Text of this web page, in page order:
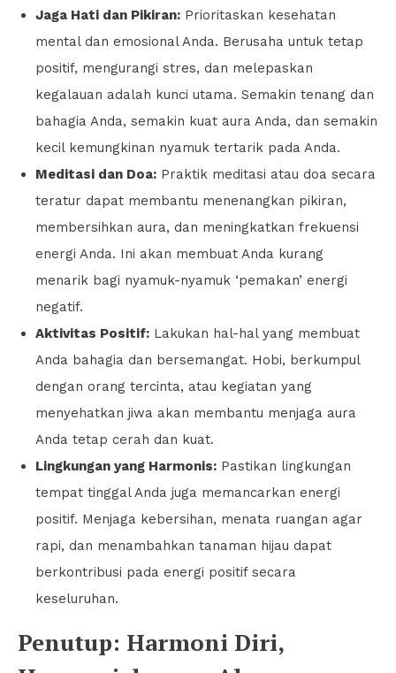
Jaga Hati dan Pikiran: Prioritaskan kesehatan
mental dan emosional Anda. Berusaha untuk tetap
positif, mengurangi stres, dan melepaskan
kegalauan adalah kunci utama. Semakin tenang dan
bahagia Anda, semakin kuat aura Anda, dan semakin
kecil kemungkinan nyamuk tertarik pada Anda.
Meditasi dan Doa: Praktik meditasi atau doa secara
teratur dapat membantu menenangkan pikiran,
membersihkan aura, dan meningkatkan frekuensi
energi Anda. Ini akan membuat Anda kurang
menarik bagi nyamuk-nyamuk ‘pemakan’ energi
negatif.
Aktivitas Positif: Lakukan hal-hal yang membuat
Anda bahagia dan bersemangat. Hobi, berkumpul
dengan orang tercinta, atau kegiatan yang
menyehatkan jiwa akan membantu menjaga aura
Anda tetap cerah dan kuat.
Lingkungan yang Harmonis: Pastikan lingkungan
tempat tinggal Anda juga memancarkan energi
positif. Menjaga kebersihan, menata ruangan agar
rapi, dan menambahkan tanaman hijau dapat
berkontribusi pada energi positif secara
keseluruhan.
Penutup: Harmoni Diri,